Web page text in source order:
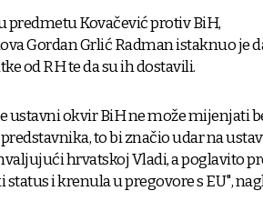
predmetu Kovačević protiv BiH,
Gordan Grlić Radman istaknuo je
od RH te da su ih dostavili.
ustavni okvir BiH ne može mijenjati
to bi značio udar na
hrvatskoj Vladi, a poglavito
i krenula u pregovore s EU",